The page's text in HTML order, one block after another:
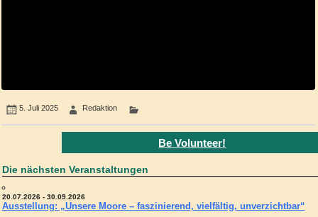
5. Juli 2025 Redaktion
Be Volunteer!
Die nächsten Veranstaltungen
20.07.2026 - 30.09.2026
Ausstellung: „Unsere Moore – faszinierend, vielfältig, unverzichtbar“